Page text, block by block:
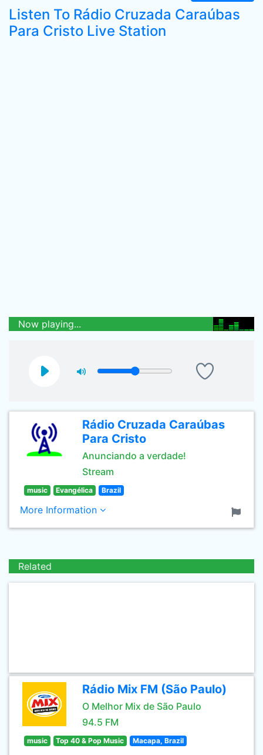
Listen To Rádio Cruzada Caraúbas
Para Cristo Live Station
Now playing...
Rádio Cruzada Caraúbas
Para Cristo
Anunciando a verdade!
Stream
music Evangélica Brazil
More Information
Related
Rádio Mix FM (São Paulo)
O Melhor Mix de São Paulo
94.5 FM
music Top 40 & Pop Music Macapa, Brazil